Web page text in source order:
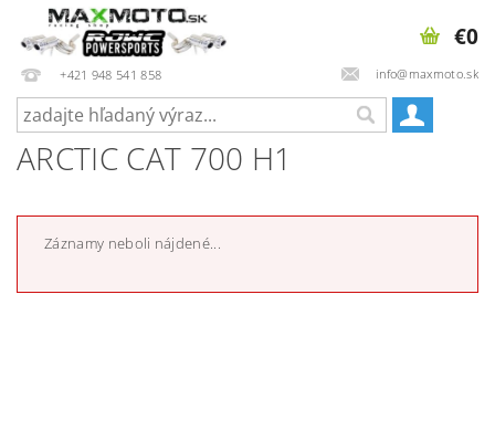
+421 948 541 858 info@maxmoto.sk
€0
ARCTIC CAT 700 H1
Záznamy neboli nájdené...